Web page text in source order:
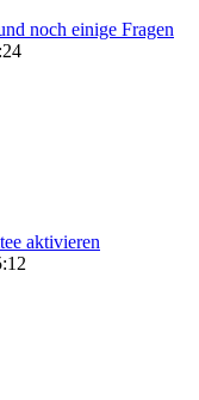
noch einige Fragen
aktivieren